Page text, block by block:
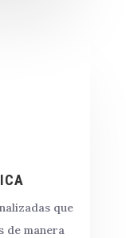
que
de manera